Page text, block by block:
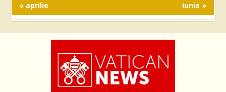
« aprilie iunie »